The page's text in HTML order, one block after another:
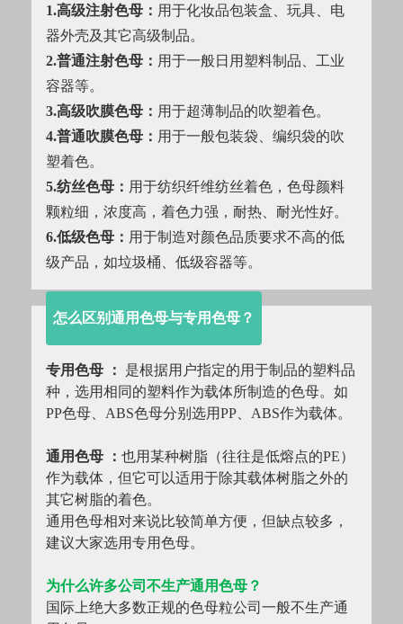
1.高级注射色母： 用于化妆品包装盒、玩具、电
器外壳及其它高级制品。
2.普通注射色母： 用于一般日用塑料制品、工业
容器等。
3.高级吹膜色母： 用于超薄制品的吹塑着色。
4.普通吹膜色母： 用于一般包装袋、编织袋的吹
塑着色。
5.纺丝色母： 用于纺织纤维纺丝着色，色母颜料
颗粒细，浓度高，着色力强，耐热、耐光性好。
6.低级色母： 用于制造对颜色品质要求不高的低
级产品，如垃圾桶、低级容器等。
怎么区别通用色母与专用色母？
专用色母 ：
是根据用户指定的用于制品的塑料品
种，选用相同的塑料作为载体所制造的色母。如
PP色母、ABS色母分别选用PP、ABS作为载体。
通用色母 ： 也用某种树脂（往往是低熔点的PE）
作为载体，但它可以适用于除其载体树脂之外的
其它树脂的着色。
通用色母相对来说比较简单方便，但缺点较多，
建议大家选用专用色母。
为什么许多公司不生产通用色母？
国际上绝大多数正规的色母粒公司一般不生产通